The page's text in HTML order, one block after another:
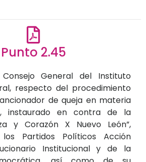
Punto 2.45
Consejo General del Instituto
respecto del procedimiento
de queja en materia
instaurado en contra de la
y Corazón X Nuevo León”,
Partidos Políticos Acción
Institucional y de la